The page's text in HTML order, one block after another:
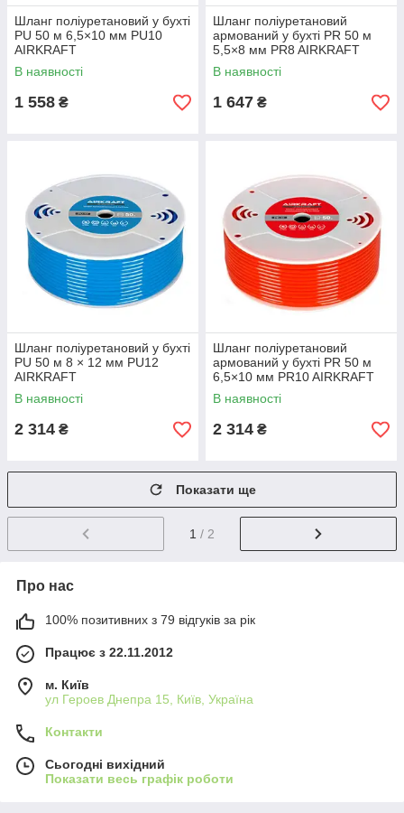
Шланг поліуретановий у бухті
PU 50 м 6,5×10 мм PU10
AIRKRAFT
В наявності
1 558 ₴
Шланг поліуретановий
армований у бухті PR 50 м
5,5×8 мм PR8 AIRKRAFT
В наявності
1 647 ₴
Шланг поліуретановий у бухті
PU 50 м 8 × 12 мм PU12
AIRKRAFT
В наявності
2 314 ₴
Шланг поліуретановий
армований у бухті PR 50 м
6,5×10 мм PR10 AIRKRAFT
В наявності
2 314 ₴
Показати ще
1 / 2
Про нас
100% позитивних з 79 відгуків за рік
Працює з 22.11.2012
м. Київ
ул Героев Днепра 15, Київ, Україна
Контакти
Сьогодні вихідний
Показати весь графік роботи